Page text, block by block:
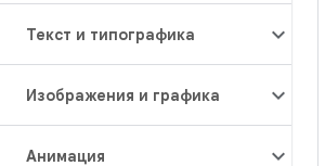
Текст и типографика
Изображения и графика
Анимация